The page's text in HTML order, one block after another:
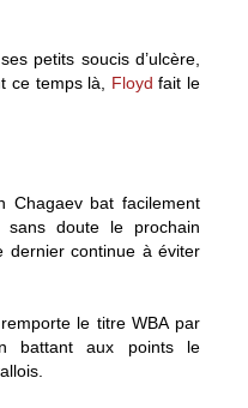
petits soucis d’ulcère,
ce temps là, Floyd fait le
Chagaev bat facilement
doute le prochain
dernier continue à éviter
le titre WBA par
battant aux points le